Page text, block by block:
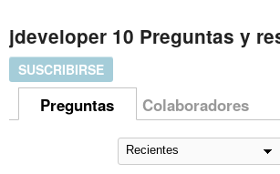
jdeveloper 10 Preguntas y
SUSCRIBIRSE
Preguntas Colaboradores